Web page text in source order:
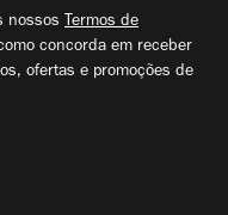
nossos Termos de
concorda em receber
ofertas e promoções de